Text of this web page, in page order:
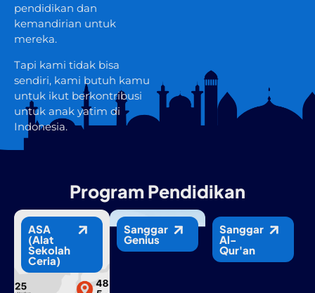
pendidikan dan
kemandirian untuk
mereka.
Tapi kami tidak bisa
sendiri, kami butuh kamu
untuk ikut berkontribusi
untuk anak yatim di
Indonesia.
Program Pendidikan
ASA
(Alat
Sekolah
Ceria)
Sanggar
Genius
Sanggar
Al-
Qur'an